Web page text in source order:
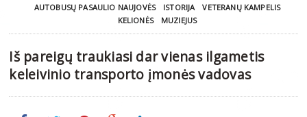
AUTOBUSŲ PASAULIO NAUJOVĖS
ISTORIJA
VETERANŲ KAMPELIS
KELIONĖS
MUZIEJUS
Iš pareigų traukiasi dar vienas ilgametis
keleivinio transporto įmonės vadovas